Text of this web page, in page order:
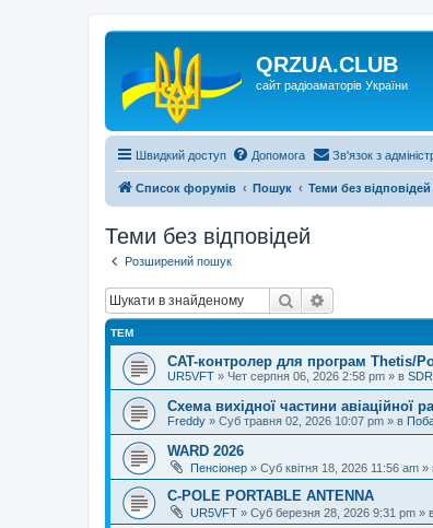
QRZUA.CLUB
сайт радіоаматорів України
Швидкий доступ Допомога Зв'язок з
Список форумів Пошук Теми без відповідей
Теми без відповідей
Розширений пошук
Пошук
ТЕМ
CAT-контролер для програм Thetis/
UR5VFT » Чет серпня 06, 2026 2:58 pm » в SDR
Схема вихідної частини авіаційної
Freddy » Суб травня 02, 2026 10:07 pm » в
WARD 2026
Пенсіонер » Суб квітня 18, 2026 11:56 am »
C-POLE PORTABLE ANTENNA
UR5VFT » Суб березня 28, 2026 9:31 pm »